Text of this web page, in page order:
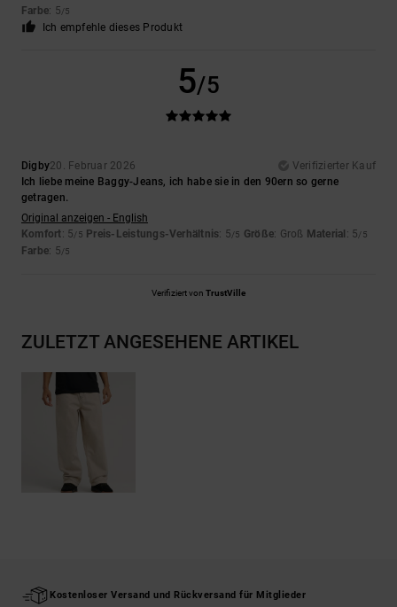
Farbe: 5/5
Ich empfehle dieses Produkt
5/5
Digby20. Februar 2026
Verifizierter Kauf
Ich liebe meine Baggy-Jeans, ich habe sie in den 90ern so gerne
getragen.
Original anzeigen - English
Komfort: 5/5 Preis-Leistungs-Verhältnis: 5/5 Größe: Groß Material : 5/5
Farbe: 5/5
Verifiziert von TrustVille
ZULETZT ANGESEHENE ARTIKEL
Kostenloser Versand und Rückversand für Mitglieder